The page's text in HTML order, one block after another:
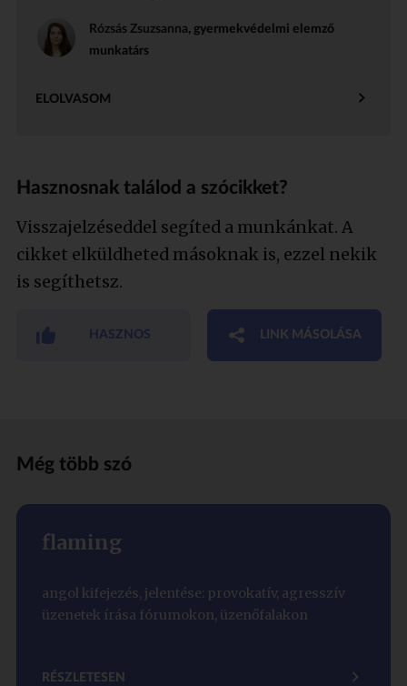
Rózsás Zsuzsanna, gyermekvédelmi elemző
munkatárs
ELOLVASOM
Hasznosnak találod a szócikket?
Visszajelzéseddel segíted a munkánkat. A
cikket elküldheted másoknak is, ezzel nekik
is segíthetsz.
HASZNOS LINK MÁSOLÁSA
Még több szó
flaming
angol kifejezés, jelentése: provokatív, agresszív
üzenetek írása fórumokon, üzenőfalakon
RÉSZLETESEN